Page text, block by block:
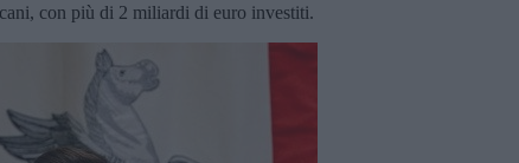
con più di 2 miliardi di euro investiti.